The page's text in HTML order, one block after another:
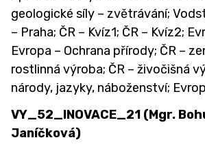
geologické síly – zvětrávání;
– Praha; ČR – Kvíz1; ČR – Kvíz2;
Evropa – Ochrana přírody; ČR –
rostlinná výroba; ČR – živočišná
národy, jazyky, náboženství;
VY_52_INOVACE_21 (Mgr.
Janíčková)